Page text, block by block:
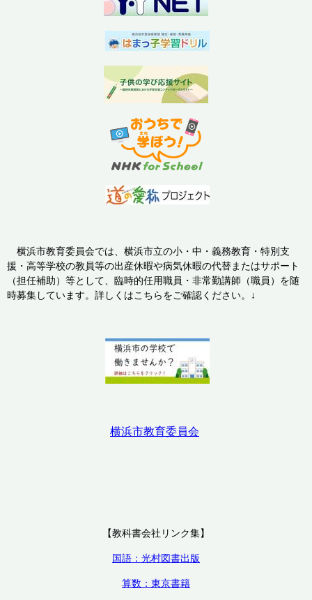
横浜市教育委員会では、横浜市立の小・中・義務教育・特別支
援・高等学校の教員等の出産休暇や病気休暇の代替またはサポート
（担任補助）等として、臨時的任用職員・非常勤講師（職員）を随
時募集しています。詳しくはこちらをご確認ください。↓
横浜市教育委員会
【教科書会社リンク集】
国語：光村図書出版
算数：東京書籍